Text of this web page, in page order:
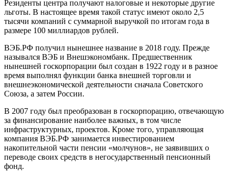
Резиденты центра получают налоговые и некоторые другие
льготы. В настоящее время такой статус имеют около 2,5
тысячи компаний с суммарной выручкой по итогам года в
размере 100 миллиардов рублей.
ВЭБ.РФ получил нынешнее название в 2018 году. Прежде
назывался ВЭБ и Внешэкономбанк. Предшественник
нынешней госкорпорации был создан в 1922 году и в разное
время выполнял функции банка внешней торговли и
внешнеэкономической деятельности сначала Советского
Союза, а затем России.
В 2007 году был преобразован в госкорпорацию, отвечающую
за финансирование наиболее важных, в том числе
инфраструктурных, проектов. Кроме того, управляющая
компания ВЭБ.РФ занимается инвестированием
накопительной части пенсии «молчунов», не заявивших о
переводе своих средств в негосударственный пенсионный
фонд.